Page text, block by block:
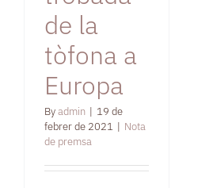
de la
tòfona a
Europa
Byadmin | 19 de
febrer de 2021 | Nota
de premsa